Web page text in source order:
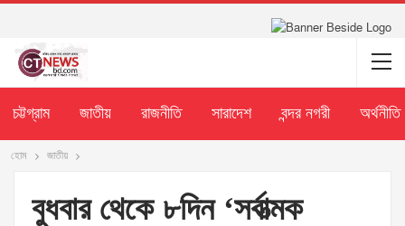
চট্টগ্রাম জাতীয় রাজনীতি সারাদেশ বন্দর নগরী অর্থনীতি
হোম জাতীয়
বুধবার থেকে ৮দিন ‘সর্বাত্মক